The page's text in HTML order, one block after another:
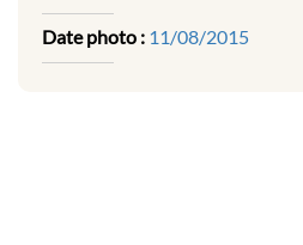
Date photo : 11/08/2015